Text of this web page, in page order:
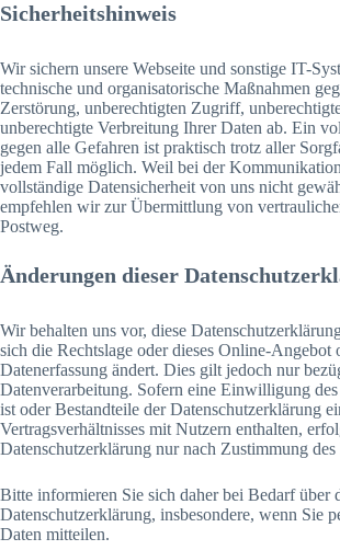
Sicherheitshinweis
Wir sichern unsere Webseite und sonstige IT-
technische und organisatorische Maßnahmen
Zerstörung, unberechtigten Zugriff,
unberechtigte Verbreitung Ihrer Daten ab. Ein
gegen alle Gefahren ist praktisch trotz aller
jedem Fall möglich. Weil bei der
vollständige Datensicherheit von uns nicht
empfehlen wir zur Übermittlung von
Postweg.
Änderungen dieser
Wir behalten uns vor, diese
sich die Rechtslage oder dieses Online-Angebot
Datenerfassung ändert. Dies gilt jedoch nur
Datenverarbeitung. Sofern eine Einwilligung
ist oder Bestandteile der Datenschutzerklärung
Vertragsverhältnisses mit Nutzern enthalten,
Datenschutzerklärung nur nach Zustimmung des
Bitte informieren Sie sich daher bei Bedarf über
Datenschutzerklärung, insbesondere, wenn Sie
Daten mitteilen.